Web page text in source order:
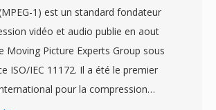
1) est un standard fondateur
vidéo et audio publie en aout
Moving Picture Experts Group sous
ISO/IEC 11172. Il a été le premier
pour la compression